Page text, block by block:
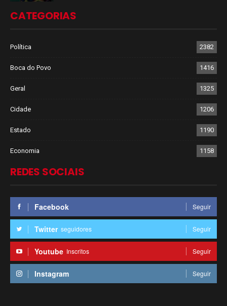
CATEGORIAS
Política 2382
Boca do Povo 1416
Geral 1325
Cidade 1206
Estado 1190
Economia 1158
REDES SOCIAIS
Facebook Seguir
Twitter seguidores Seguir
Youtube Inscritos Seguir
Instagram Seguir